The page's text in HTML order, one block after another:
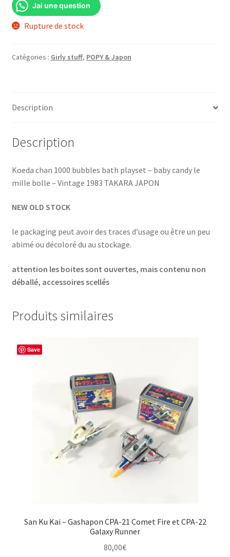
Jai une question
Rupture de stock
Catégories : Girly stuff, POPY & Japon
Description
Description
Koeda chan 1000 bubbles bath playset – baby candy le
mille bolle – Vintage 1983 TAKARA JAPON
NEW OLD STOCK
le packaging peut avoir des traces d’usage ou être un peu
abimé ou décoloré du au stockage.
attention les boites sont ouvertes, mais contenu non
déballé, accessoires scellés
Produits similaires
Save
San Ku Kai – Gashapon CPA-21 Comet Fire et CPA-22
Galaxy Runner
80,00€